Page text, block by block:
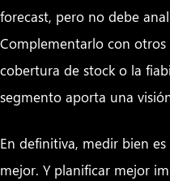
forecast, pero no debe
Complementarlo con otros
cobertura de stock o la
segmento aporta una
En definitiva, medir bien
mejor. Y planificar mejor